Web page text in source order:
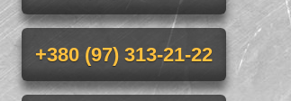
+380 (97) 313-21-22